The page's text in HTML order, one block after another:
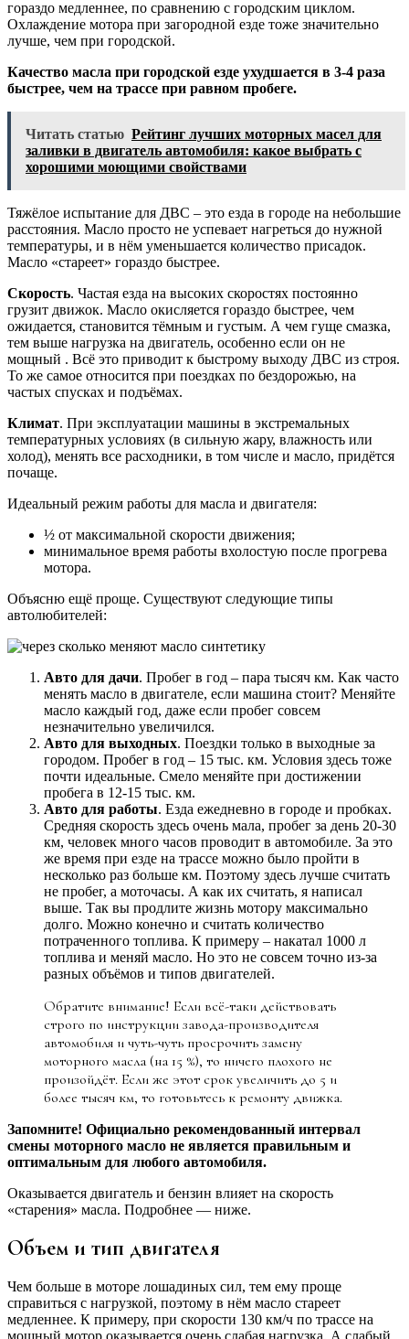
гораздо медленнее, по сравнению с городским циклом.
Охлаждение мотора при загородной езде тоже значительно
лучше, чем при городской.
Качество масла при городской езде ухудшается в 3-4 раза
быстрее, чем на трассе при равном пробеге.
Читать статью Рейтинг лучших моторных масел для
заливки в двигатель автомобиля: какое выбрать с
хорошими моющими свойствами
Тяжёлое испытание для ДВС – это езда в городе на небольшие
расстояния. Масло просто не успевает нагреться до нужной
температуры, и в нём уменьшается количество присадок.
Масло «стареет» гораздо быстрее.
Скорость. Частая езда на высоких скоростях постоянно
грузит движок. Масло окисляется гораздо быстрее, чем
ожидается, становится тёмным и густым. А чем гуще смазка,
тем выше нагрузка на двигатель, особенно если он не
мощный . Всё это приводит к быстрому выходу ДВС из строя.
То же самое относится при поездках по бездорожью, на
частых спусках и подъёмах.
Климат. При эксплуатации машины в экстремальных
температурных условиях (в сильную жару, влажность или
холод), менять все расходники, в том числе и масло, придётся
почаще.
Идеальный режим работы для масла и двигателя:
½ от максимальной скорости движения;
минимальное время работы вхолостую после прогрева
мотора.
Объясню ещё проще. Существуют следующие типы
автолюбителей:
Авто для дачи. Пробег в год – пара тысяч км. Как часто
менять масло в двигателе, если машина стоит? Меняйте
масло каждый год, даже если пробег совсем
незначительно увеличился.
Авто для выходных. Поездки только в выходные за
городом. Пробег в год – 15 тыс. км. Условия здесь тоже
почти идеальные. Смело меняйте при достижении
пробега в 12-15 тыс. км.
Авто для работы. Езда ежедневно в городе и пробках.
Средняя скорость здесь очень мала, пробег за день 20-30
км, человек много часов проводит в автомобиле. За это
же время при езде на трассе можно было пройти в
несколько раз больше км. Поэтому здесь лучше считать
не пробег, а моточасы. А как их считать, я написал
выше. Так вы продлите жизнь мотору максимально
долго. Можно конечно и считать количество
потраченного топлива. К примеру – накатал 1000 л
топлива и меняй масло. Но это не совсем точно из-за
разных объёмов и типов двигателей.
Обратите внимание! Если всё-таки действовать
строго по инструкции завода-производителя
автомобиля и чуть-чуть просрочить замену
моторного масла (на 15 %), то ничего плохого не
произойдёт. Если же этот срок увеличить до 5 и
более тысяч км, то готовьтесь к ремонту движка.
Запомните! Официально рекомендованный интервал
смены моторного масло не является правильным и
оптимальным для любого автомобиля.
Оказывается двигатель и бензин влияет на скорость
«старения» масла. Подробнее — ниже.
Объем и тип двигателя
Чем больше в моторе лошадиных сил, тем ему проще
справиться с нагрузкой, поэтому в нём масло стареет
медленнее. К примеру, при скорости 130 км/ч по трассе на